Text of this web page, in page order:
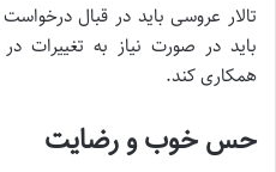
تالار عروسی باید در قبال
باید در صورت نیاز به تغییرات
همکاری کند.
حس خوب و رضایت